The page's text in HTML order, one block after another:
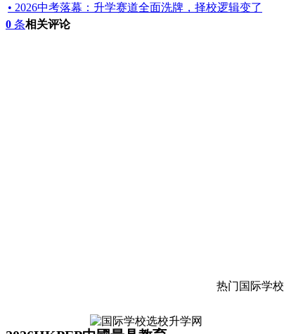
• 2026中考落幕：升学赛道全面洗牌，择校逻辑变了
0 条相关评论
热门国际学校